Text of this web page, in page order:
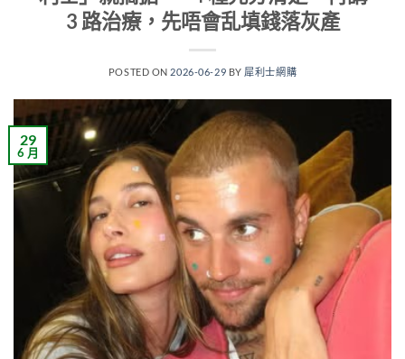
3 路治療，先唔會乱填錢落灰產
POSTED ON 2026-06-29 BY 犀利士網購
29
6 月